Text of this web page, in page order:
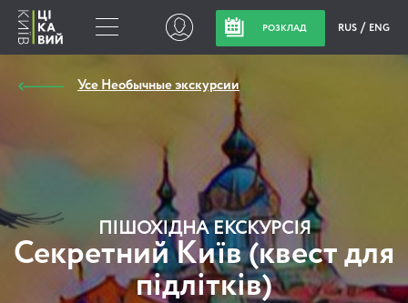
РОЗКЛАД RUS ENG
Усе Необычные экскурсии
ПІШОХІДНА ЕКСКУРСІЯ
Секретний Київ (квест для
підлітків)